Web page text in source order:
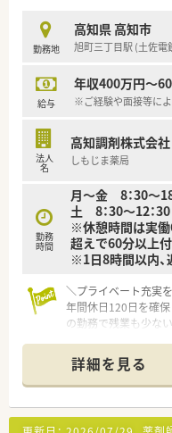
る会社です。
【勤務実態について】
シュ休暇を利用する
です。
可能です。
■固定残業代が設定
力です。
【想定される業務内容】
■高知県内にある各
指導を行い、状況に
■特定の店舗に縛ら
るため、多様な処方
る内容です。
■関連会社でのジェ
した医薬品供給と経
可能です。
勤務地
高知県 高知市
旭町三丁目駅 (土佐電
給与
年収400万円～
※ご経験や面接等に
法人
名
高知調剤株式会社
しもじま薬局
勤務
時間
月～金 8：30～
土 8：30～12：30
※休憩時間は実
超えで60分以上
※1日8時間以内
＼プライベート充実
年間休日120日を確保
の勤務で残業も少な
【店舗情報と応需状況
■旭町三丁目駅から
担が少なく通いやす
■皮膚科や整形外科
詳細を見る